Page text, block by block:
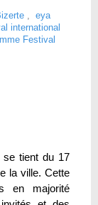
, eya
international
Festival
se tient du 17
la ville. Cette
en majorité